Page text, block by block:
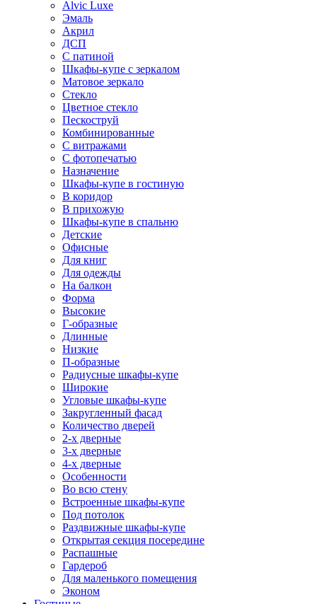
Alvic Luxe
Эмаль
Акрил
ДСП
С патиной
Шкафы-купе с зеркалом
Матовое зеркало
Стекло
Цветное стекло
Пескоструй
Комбинированные
С витражами
С фотопечатью
Назначение
Шкафы-купе в гостиную
В коридор
В прихожую
Шкафы-купе в спальню
Детские
Офисные
Для книг
Для одежды
На балкон
Форма
Высокие
Г-образные
Длинные
Низкие
П-образные
Радиусные шкафы-купе
Широкие
Угловые шкафы-купе
Закругленный фасад
Количество дверей
2-х дверные
3-х дверные
4-х дверные
Особенности
Во всю стену
Встроенные шкафы-купе
Под потолок
Раздвижные шкафы-купе
Открытая секция посередине
Распашные
Гардероб
Для маленького помещения
Эконом